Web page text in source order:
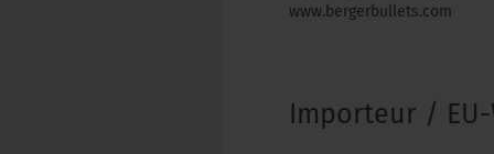
www.bergerbullets.com
Importeur /